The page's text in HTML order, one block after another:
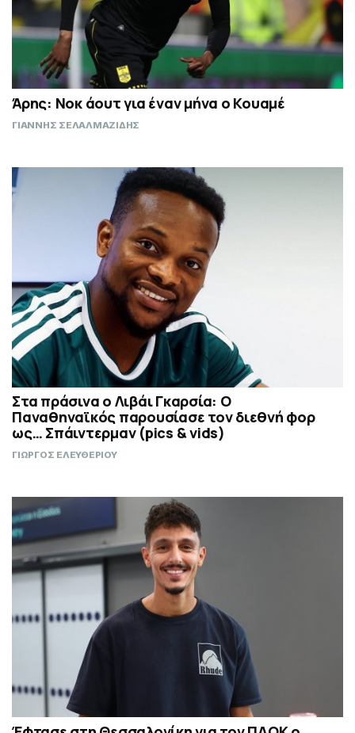
Άρης: Νοκ άουτ για έναν μήνα ο Κουαμέ
ΓΙΑΝΝΗΣ ΣΕΛΑΛΜΑΖΙΔΗΣ
Στα πράσινα ο Λιβάι Γκαρσία: Ο
Παναθηναϊκός παρουσίασε τον διεθνή φορ
ως… Σπάιντερμαν (pics & vids)
ΓΙΩΡΓΟΣ ΕΛΕΥΘΕΡΙΟΥ